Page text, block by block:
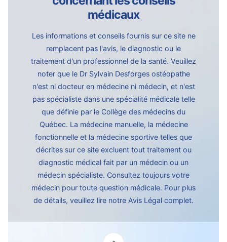
médicaux
Les informations et conseils fournis sur ce site ne
remplacent pas l'avis, le diagnostic ou le
traitement d'un professionnel de la santé. Veuillez
noter que le Dr Sylvain Desforges ostéopathe
n'est ni docteur en médecine ni médecin, et n'est
pas spécialiste dans une spécialité médicale telle
que définie par le Collège des médecins du
Québec. La médecine manuelle, la médecine
fonctionnelle et la médecine sportive telles que
décrites sur ce site excluent tout traitement ou
diagnostic médical fait par un médecin ou un
médecin spécialiste. Consultez toujours votre
médecin pour toute question médicale. Pour plus
de détails, veuillez lire notre Avis Légal complet.